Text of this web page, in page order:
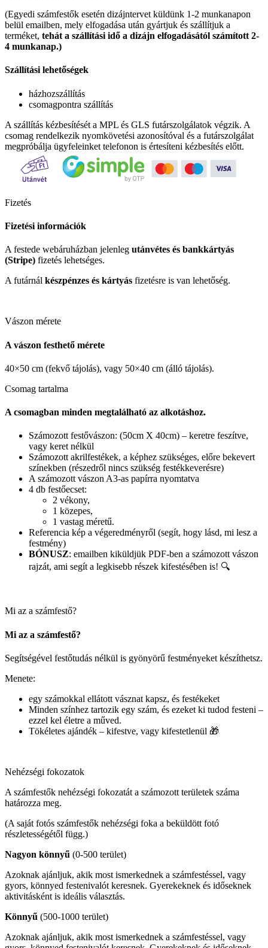
(Egyedi számfestők esetén dizájntervet küldünk 1-2 munkanapon
belül emailben, mely elfogadása után gyártjuk és szállítjuk a
terméket, tehát a szállítási idő a dizájn elfogadásától számított 2-
4 munkanap.)
Szállítási lehetőségek
házhozszállítás
csomagpontra szállítás
A szállítás kézbesítését a MPL és GLS futárszolgálatok végzik. A
csomag rendelkezik nyomkövetési azonosítóval és a futárszolgálat
megpróbálja ügyfeleinket telefonon is értesíteni kézbesítés előtt.
Fizetés
Fizetési információk
A festede webáruházban jelenleg utánvétes és bankkártyás
(Stripe) fizetés lehetséges.
A futárnál készpénzes és kártyás fizetésre is van lehetőség.
Vászon mérete
A vászon festhető mérete
40×50 cm (fekvő tájolás), vagy 50×40 cm (álló tájolás).
Csomag tartalma
A csomagban minden megtalálható az alkotáshoz.
Számozott festővászon: (50cm X 40cm) – keretre feszítve,
vagy keret nélkül
Számozott akrilfestékek, a képhez szükséges, előre bekevert
színekben (részedről nincs szükség festékkeverésre)
A számozott vászon A3-as papírra nyomtatva
4 db festőecset:
2 vékony,
1 közepes,
1 vastag méretű.
Referencia kép a végeredményről (segít, hogy lásd, mi lesz a
festmény)
BÓNUSZ: emailben kiküldjük PDF-ben a számozott vászon
rajzát, ami segít a legkisebb részek kifestésében is! 🔍
Mi az a számfestő?
Mi az a számfestő?
Segítségével festőtudás nélkül is gyönyörű festményeket készíthetsz.
Menete:
egy számokkal ellátott vásznat kapsz, és festékeket
Minden színhez tartozik egy szám, és ezeket ki tudod festeni –
ezzel kel életre a műved.
Tökéletes ajándék – kifestve, vagy kifestetlenül 🎁
Nehézségi fokozatok
A számfestők nehézségi fokozatát a számozott területek száma
határozza meg.
(A saját fotós számfestők nehézségi foka a beküldött fotó
részletességétől függ.)
Nagyon könnyű (0-500 terület)
Azoknak ajánljuk, akik most ismerkednek a számfestéssel, vagy
gyors, könnyed festenivalót keresnek. Gyerekeknek és időseknek
aktivitásként is ideális választás.
Könnyű (500-1000 terület)
Azoknak ajánljuk, akik most ismerkednek a számfestéssel, vagy